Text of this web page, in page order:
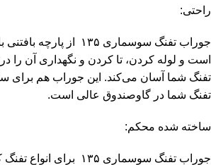
راحتی:
جوراب تفنگ سوسماری ۱۳۵
است و لوله کردن، تا کردن و نگهداری آن را
تفنگ شما آسان می‌کند. این جوراب هم برای
تفنگ شما در گاوصندوق عالی است.
ساخته شده محکم:
جوراب تفنگ سوسماری ۱۳۵